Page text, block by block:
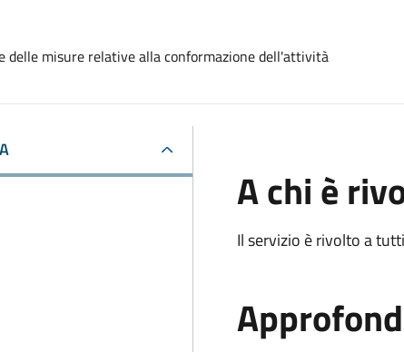
delle misure relative alla conformazione dell'attività
A chi è
Il servizio è rivolto a